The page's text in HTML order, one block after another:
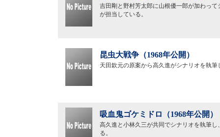
吉田剛と野村芳太郎に山根優一郎が加わっ
が担当している。
昆虫大戦争（1968年公開）
天田欽元の原案から高久進がシナリオを執
吸血鬼ゴケミドロ（1968年公開）
高久進と小林久三が共同でシナリオを執筆
る。